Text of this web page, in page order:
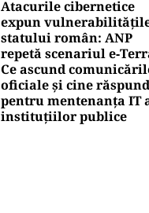
Atacurile cibernetice
expun
statului român: ANP
repetă scenariul
Ce ascund
oficiale și cine
pentru mentenanța IT
instituțiilor publice